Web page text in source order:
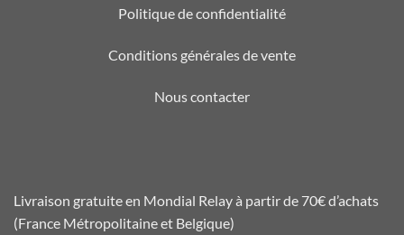
Politique de confidentialité
Conditions générales de vente
Nous contacter
Livraison gratuite en Mondial Relay à partir de 70€ d’achats
(France Métropolitaine et Belgique)